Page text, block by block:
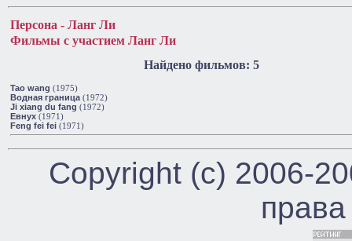
Персона - Ланг Ли
Фильмы с участием Ланг Ли
Найдено фильмов: 5
Tao wang (1975)
Водная граница (1972)
Ji xiang du fang (1972)
Евнух (1971)
Feng fei fei (1971)
Copyright (c) 2006-